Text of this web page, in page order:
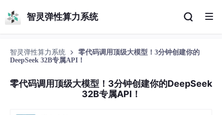
智灵弹性算力系统
智灵弹性算力系统
零代码调用顶级大模型！3分钟创建你的
DeepSeek 32B专属API！
零代码调用顶级大模型！3分钟创建你的DeepSeek
32B专属API！